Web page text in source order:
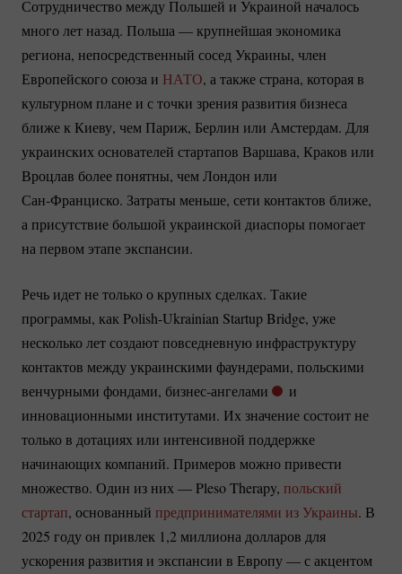
Сотрудничество между Польшей и Украиной началось
много лет назад. Польша — крупнейшая экономика
региона, непосредственный сосед Украины, член
Европейского союза и НАТО, а также страна, которая в
культурном плане и с точки зрения развития бизнеса
ближе к Киеву, чем Париж, Берлин или Амстердам. Для
украинских основателей стартапов Варшава, Краков или
Вроцлав более понятны, чем Лондон или
Сан-Франциско. Затраты меньше, сети контактов ближе,
а присутствие большой украинской диаспоры помогает
на первом этапе экспансии.
Речь идет не только о крупных сделках. Такие
программы, какPolish-Ukrainian Startup Bridge, уже
несколько лет создают повседневную инфраструктуру
контактов между украинскими фаундерами, польскими
венчурными фондами, бизнес-ангелами
и
инновационными институтами. Их значение состоит не
только в дотациях или интенсивной поддержке
начинающих компаний. Примеров можно привести
множество. Один из них — Pleso Therapy, польский
стартап, основанный предпринимателями из Украины. В
2025 году он привлек 1,2 миллиона долларов для
ускорения развития и экспансии в Европу — с акцентом